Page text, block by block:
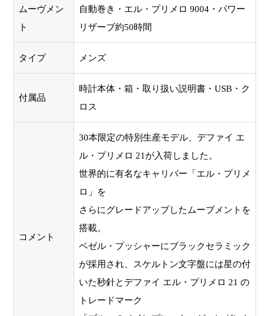
ムーヴメン
ト
自動巻き・エル・プリメロ 9004・パワー
リザーブ約50時間
タイプ メンズ
付属品
時計本体・箱・取り扱い説明書・USB・ク
ロス
コメント
30本限定の特別生産モデル、デファイ エ
ル・プリメロ 21が入荷しました。
世界的に有名なキャリバー「エル・プリメ
ロ」を
さらにグレードアップしたムーブメントを
搭載。
ベゼル・プッシャーにブラックセラミック
が採用され、スケルトン文字盤には星の付
いた秒針とデファイ エル・プリメロ 21 の
トレードマーク